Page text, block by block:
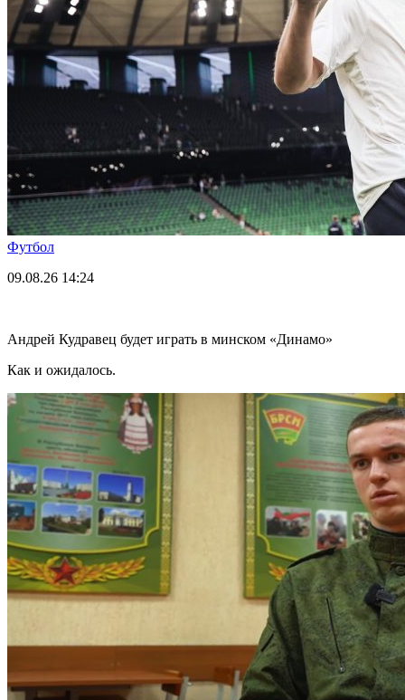
Футбол
09.08.26 14:24
Андрей Кудравец будет играть в минском «Динамо»
Как и ожидалось.